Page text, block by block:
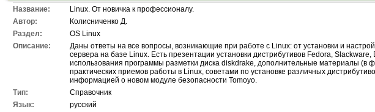
Название:
Linux. От новичка к профессионалу.
Автор:
Колисниченко Д.
Раздел:
OS Linux
Описание:
Даны ответы на все вопросы, возникающие при работе с Linux: от установки и
сервера на базе Linux. Есть презентации установки дистрибутивов Fedora,
использования программы разметки диска diskdrake, дополнительные материалы (в
практических приемов работы в Linux, советами по установке различных
информацией о новом модуле безопасности Tomoyo.
Тип:
Справочник
Язык:
русский